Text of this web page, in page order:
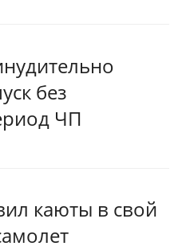
без
ЧП
каюты в свой